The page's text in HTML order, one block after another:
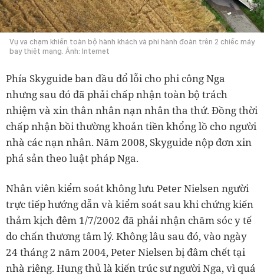
Vụ va chạm khiến toàn bộ hành khách và phi hành đoàn trên 2 chiếc máy
bay thiệt mạng. Ảnh: Internet
Phía Skyguide ban đầu đổ lỗi cho phi công Nga
nhưng sau đó đã phải chấp nhận toàn bộ trách
nhiệm và xin thân nhân nạn nhân tha thứ. Đồng thời
chấp nhận bồi thường khoản tiền khổng lồ cho người
nhà các nạn nhân. Năm 2008, Skyguide nộp đơn xin
phá sản theo luật pháp Nga.
Nhân viên kiểm soát không lưu Peter Nielsen người
trực tiếp hướng dẫn và kiểm soát sau khi chứng kiến
thảm kịch đêm 1/7/2002 đã phải nhận chăm sóc y tế
do chấn thương tâm lý. Không lâu sau đó, vào ngày
24 tháng 2 năm 2004, Peter Nielsen bị đâm chết tại
nhà riêng. Hung thủ là kiến trúc sư người Nga, vì quá